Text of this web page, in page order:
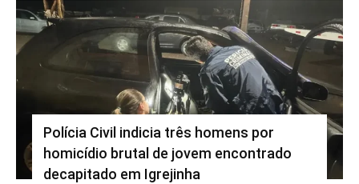
Polícia Civil indicia três homens por
homicídio brutal de jovem encontrado
decapitado em Igrejinha